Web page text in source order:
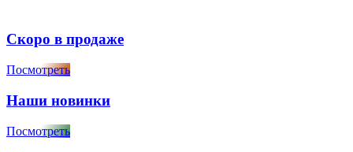
Скоро в продаже
Посмотреть
Наши новинки
Посмотреть